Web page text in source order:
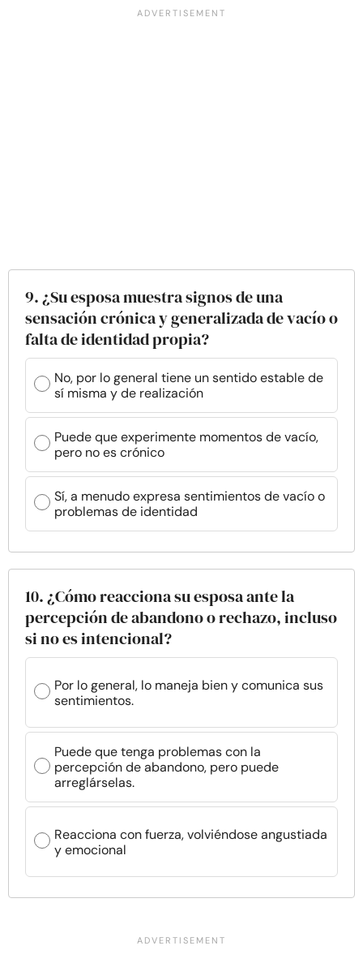
9. ¿Su esposa muestra signos de una
sensación crónica y generalizada de vacío o
falta de identidad propia?
No, por lo general tiene un sentido estable de
sí misma y de realización
Puede que experimente momentos de vacío,
pero no es crónico
Sí, a menudo expresa sentimientos de vacío o
problemas de identidad
10. ¿Cómo reacciona su esposa ante la
percepción de abandono o rechazo, incluso
si no es intencional?
Por lo general, lo maneja bien y comunica sus
sentimientos.
Puede que tenga problemas con la
percepción de abandono, pero puede
arreglárselas.
Reacciona con fuerza, volviéndose angustiada
y emocional